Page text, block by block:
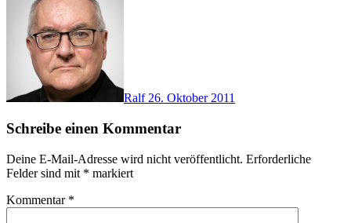
Ralf 26. Oktober 2011
Schreibe einen Kommentar
Deine E-Mail-Adresse wird nicht veröffentlicht. Erforderliche
Felder sind mit * markiert
Kommentar *